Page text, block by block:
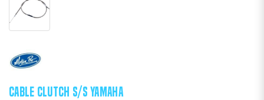
CABLE CLUTCH S/S YAMAHA